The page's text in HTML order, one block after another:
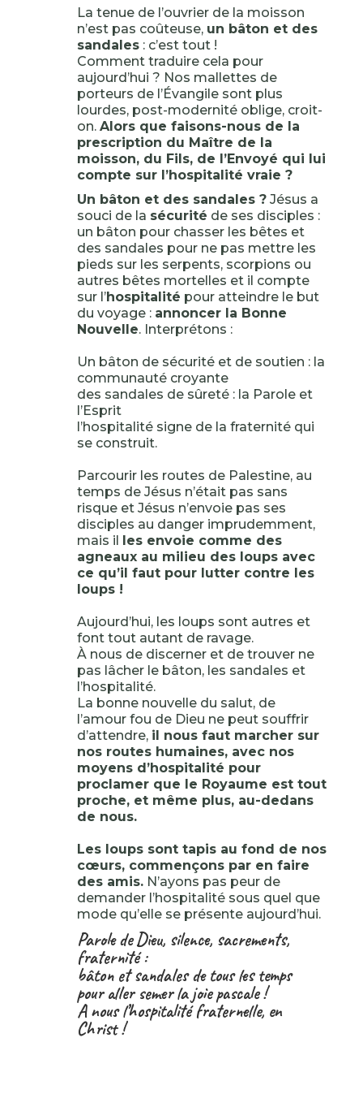
La tenue de l’ouvrier de la moisson
n’est pas coûteuse, un bâton et des
sandales: c’est tout !
Comment traduire cela pour
aujourd’hui ? Nos mallettes de
porteurs de l’Évangile sont plus
lourdes, post-modernité oblige, croit-
on. Alors que faisons-nous de la
prescription du Maître de la
moisson, du Fils, de l’Envoyé qui lui
compte sur l’hospitalité vraie ?
Un bâton et des sandales ?Jésus a
souci de la sécurité de ses disciples :
un bâton pour chasser les bêtes et
des sandales pour ne pas mettre les
pieds sur les serpents, scorpions ou
autres bêtes mortelles et il compte
sur l’hospitalité pour atteindre le but
du voyage : annoncer la Bonne
Nouvelle. Interprétons :
Un bâton de sécurité et de soutien : la
communauté croyante
des sandales de sûreté : la Parole et
l’Esprit
l’hospitalité signe de la fraternité qui
se construit.
Parcourir les routes de Palestine, au
temps de Jésus n’était pas sans
risque et Jésus n’envoie pas ses
disciples au danger imprudemment,
mais il les envoie comme des
agneaux au milieu des loups avec
ce qu’il faut pour lutter contre les
loups !
Aujourd’hui, les loups sont autres et
font tout autant de ravage.
À nous de discerner et de trouver ne
pas lâcher le bâton, les sandales et
l’hospitalité.
La bonne nouvelle du salut, de
l’amour fou de Dieu ne peut souffrir
d’attendre, il nous faut marcher sur
nos routes humaines, avec nos
moyens d’hospitalité pour
proclamer que le Royaume est tout
proche, et même plus, au-dedans
de nous.
Les loups sont tapis au fond de nos
cœurs, commençons par en faire
des amis.N’ayons pas peur de
demander l’hospitalité sous quel que
mode qu’elle se présente aujourd’hui.
Parole de Dieu, silence, sacrements,
fraternité :
bâton et sandales de tous les temps
pour aller semer la joie pascale !
A nous l’hospitalité fraternelle, en
Christ !